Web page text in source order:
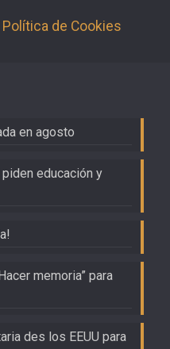
Política de Cookies
en agosto
educación y
memoria” para
des los EEUU para